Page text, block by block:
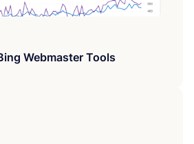
Webmaster Tools